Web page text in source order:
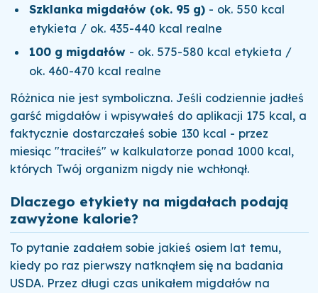
Szklanka migdałów (ok. 95 g) - ok. 550 kcal
etykieta / ok. 435-440 kcal realne
100 g migdałów - ok. 575-580 kcal etykieta /
ok. 460-470 kcal realne
Różnica nie jest symboliczna. Jeśli codziennie jadłeś
garść migdałów i wpisywałeś do aplikacji 175 kcal, a
faktycznie dostarczałeś sobie 130 kcal - przez
miesiąc "traciłeś" w kalkulatorze ponad 1000 kcal,
których Twój organizm nigdy nie wchłonął.
Dlaczego etykiety na migdałach podają
zawyżone kalorie?
To pytanie zadałem sobie jakieś osiem lat temu,
kiedy po raz pierwszy natknąłem się na badania
USDA. Przez długi czas unikałem migdałów na